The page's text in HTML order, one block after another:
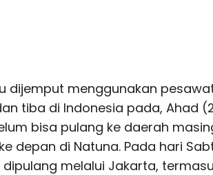
dijemput menggunakan
tiba di Indonesia pada, Ahad
bisa pulang ke daerah
depan di Natuna. Pada hari
melalui Jakarta,